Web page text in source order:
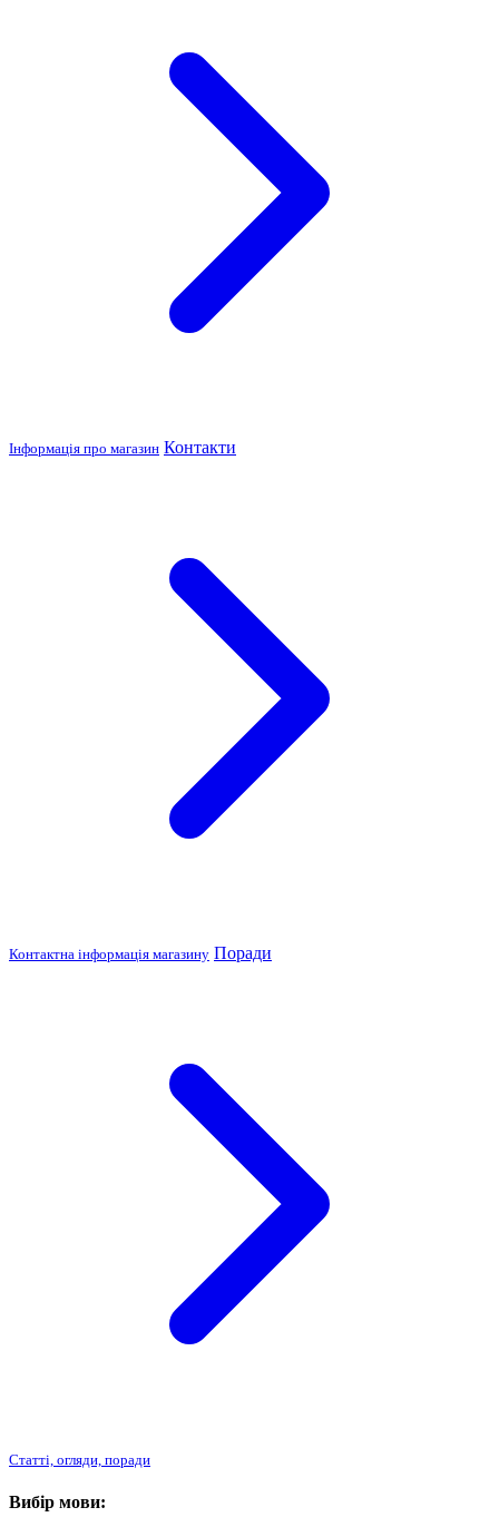
Інформація про магазин Контакти
Контактна інформація магазину Поради
Статті, огляди, поради
Вибір мови: